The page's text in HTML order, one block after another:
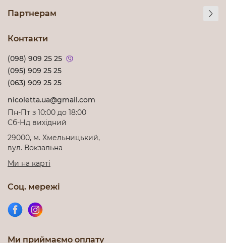
Партнерам
Контакти
(098) 909 25 25
(095) 909 25 25
(063) 909 25 25
nicoletta.ua@gmail.com
Пн-Пт з 10:00 до 18:00
Cб-Нд вихідний
29000, м. Хмельницький,
вул. Вокзальна
Ми на карті
Соц. мережі
Ми приймаємо оплату